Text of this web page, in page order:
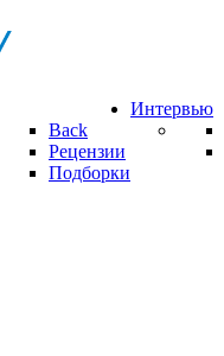
Back
Рецензии
Подборки
Интервью